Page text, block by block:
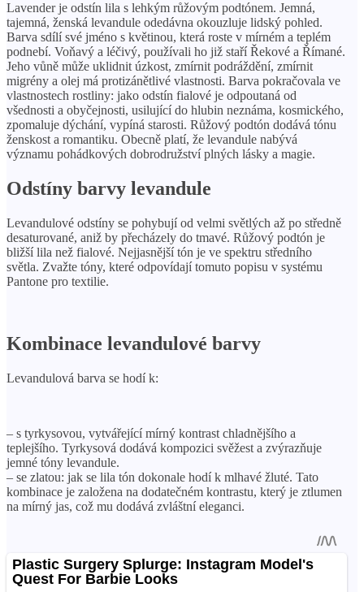
Lavender je odstín lila s lehkým růžovým podtónem. Jemná,
tajemná, ženská levandule odedávna okouzluje lidský pohled.
Barva sdílí své jméno s květinou, která roste v mírném a teplém
podnebí. Voňavý a léčivý, používali ho již staří Řekové a Římané.
Jeho vůně může uklidnit úzkost, zmírnit podráždění, zmírnit
migrény a olej má protizánětlivé vlastnosti. Barva pokračovala ve
vlastnostech rostliny: jako odstín fialové je odpoutaná od
všednosti a obyčejnosti, usilující do hlubin neznáma, kosmického,
zpomaluje dýchání, vypíná starosti. Růžový podtón dodává tónu
ženskost a romantiku. Obecně platí, že levandule nabývá
významu pohádkových dobrodružství plných lásky a magie.
Odstíny barvy levandule
Levandulové odstíny se pohybují od velmi světlých až po středně
desaturované, aniž by přecházely do tmavé. Růžový podtón je
bližší lila než fialové. Nejjasnější tón je ve spektru středního
světla. Zvažte tóny, které odpovídají tomuto popisu v systému
Pantone pro textilie.
Kombinace levandulové barvy
Levandulová barva se hodí k:
– s tyrkysovou, vytvářející mírný kontrast chladnějšího a
teplejšího. Tyrkysová dodává kompozici svěžest a zvýrazňuje
jemné tóny levandule.
– se zlatou: jak se lila tón dokonale hodí k mlhavé žluté. Tato
kombinace je založena na dodatečném kontrastu, který je ztlumen
na mírný jas, což mu dodává zvláštní eleganci.